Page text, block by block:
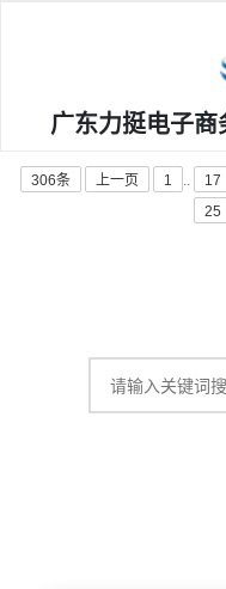
广东力挺电子
306条 上一页 1 .. 17
25